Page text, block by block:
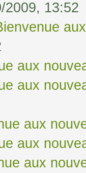
2009, 13:52
aux
aux
aux
aux
aux